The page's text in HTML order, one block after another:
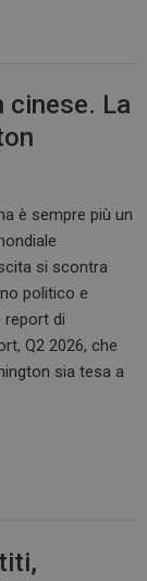
cinese. La
è sempre più un
si scontra
politico e
report di
Q2 2026, che
sia tesa a